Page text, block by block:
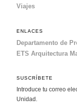
Viajes
ENLACES
Departamento de
ETS Arquitectura
SUSCRÍBETE
Introduce tu correo
Unidad.